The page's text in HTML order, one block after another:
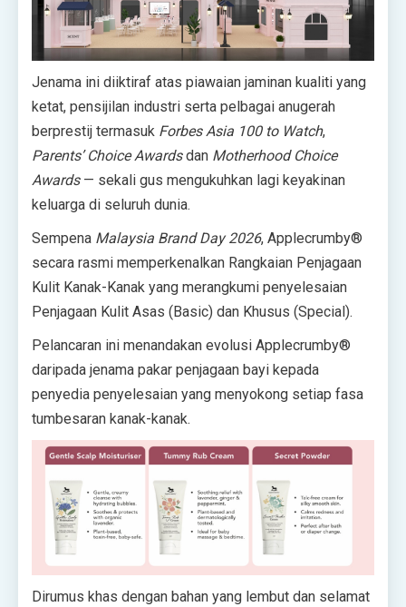
Jenama ini diiktiraf atas piawaian jaminan kualiti yang
ketat, pensijilan industri serta pelbagai anugerah
berprestij termasuk Forbes Asia 100 to Watch,
Parents’ Choice Awardsdan Motherhood Choice
Awards — sekali gus mengukuhkan lagi keyakinan
keluarga di seluruh dunia.
Sempena Malaysia Brand Day 2026, Applecrumby®
secara rasmi memperkenalkan Rangkaian Penjagaan
Kulit Kanak-Kanak yang merangkumi penyelesaian
Penjagaan Kulit Asas (Basic) dan Khusus (Special).
Pelancaran ini menandakan evolusi Applecrumby®
daripada jenama pakar penjagaan bayi kepada
penyedia penyelesaian yang menyokong setiap fasa
tumbesaran kanak-kanak.
Dirumus khas dengan bahan yang lembut dan selamat